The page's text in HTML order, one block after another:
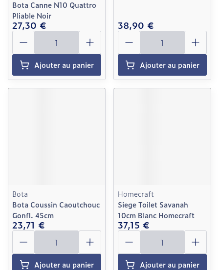
Bota Canne N10 Quattro
Pliable Noir
27,30 €
Quantité
Ajouter au panier
38,90 €
Quantité
Ajouter au panier
Bota
Bota Coussin Caoutchouc
Gonfl. 45cm
23,71 €
Quantité
Ajouter au panier
Homecraft
Siege Toilet Savanah
10cm Blanc Homecraft
37,15 €
Quantité
Ajouter au panier